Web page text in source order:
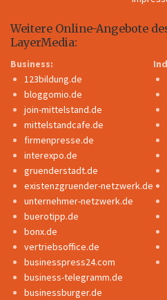
Weitere Online-Angebote
LayerMedia:
Business:
123bildung.de
bloggomio.de
join-mittelstand.de
mittelstandcafe.de
firmenpresse.de
interexpo.de
gruenderstadt.de
existenzgruender-netzwerk.de
unternehmer-netzwerk.de
buerotipp.de
bonx.de
vertriebsoffice.de
businesspress24.com
business-telegramm.de
businessburger.de